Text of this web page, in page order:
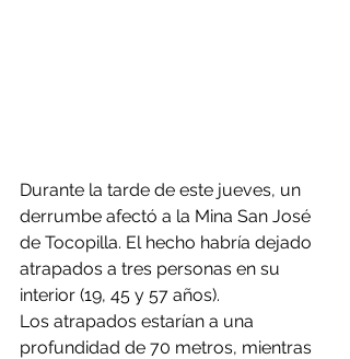
Durante la tarde de este jueves, un
derrumbe afectó a la Mina San José
de Tocopilla. El hecho habría dejado
atrapados a tres personas en su
interior (19, 45 y 57 años).
Los atrapados estarían a una
profundidad de 70 metros, mientras